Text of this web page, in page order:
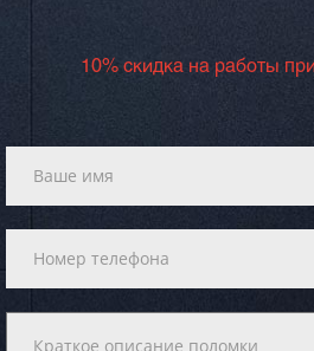
10% скидка на работы